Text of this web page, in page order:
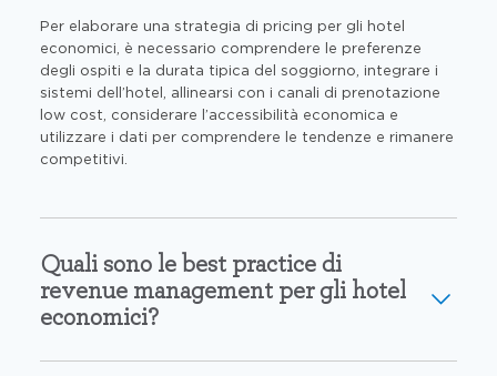
Per elaborare una strategia di pricing per gli hotel
economici, è necessario comprendere le preferenze
degli ospiti e la durata tipica del soggiorno, integrare i
sistemi dell’hotel, allinearsi con i canali di prenotazione
low cost, considerare l’accessibilità economica e
utilizzare i dati per comprendere le tendenze e rimanere
competitivi.
Quali sono le best practice di
revenue management per gli hotel
economici?